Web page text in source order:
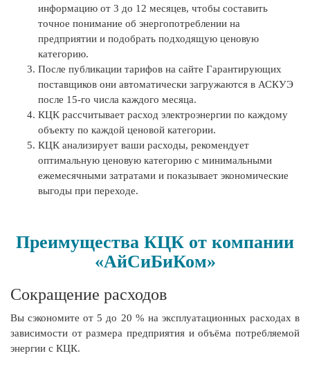
информацию от 3 до 12 месяцев, чтобы составить
точное понимание об энергопотреблении на
предприятии и подобрать подходящую ценовую
категорию.
После публикации тарифов на сайте Гарантирующих
поставщиков они автоматически загружаются в АСКУЭ
после 15-го числа каждого месяца.
КЦК рассчитывает расход электроэнергии по каждому
объекту по каждой ценовой категории.
КЦК анализирует ваши расходы, рекомендует
оптимальную ценовую категорию с минимальными
ежемесячными затратами и показывает экономические
выгоды при переходе.
Преимущества КЦК от компании
«АйСиБиКом»
Сокращение расходов
Вы сэкономите от 5 до 20 % на эксплуатационных расходах в
зависимости от размера предприятия и объёма потребляемой
энергии с КЦК.